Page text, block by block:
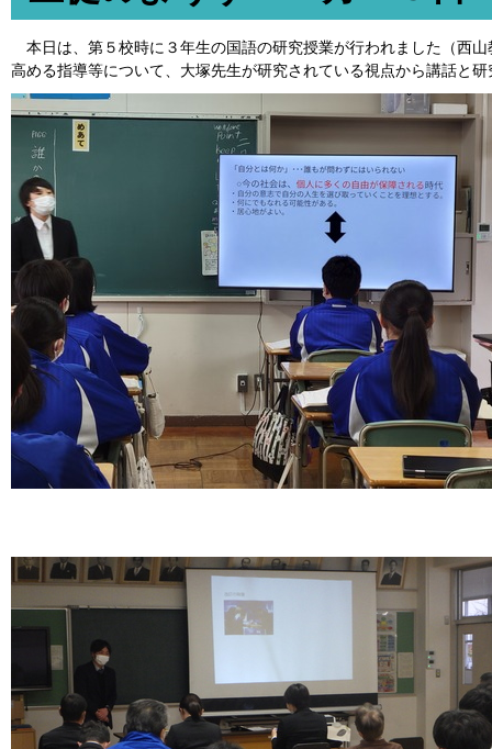
本日は、第５校時に３年生の国語の研究授業が行われました（西
高める指導等について、大塚先生が研究されている視点から講話と